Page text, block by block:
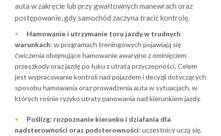
auta w zakręcie lub przy gwałtownych manewrach oraz
postępowanie, gdy samochód zaczyna tracić kontrolę.
Hamowanie i utrzymanie toru jazdy w trudnych
warunkach: w programach treningowych pojawiają się
ćwiczenia obejmujące hamowanie awaryjne z ominięciem
przeszkody oraz jazdę po łuku z utratą przyczepności. Celem
jest wypracowanie kontroli nad pojazdem i decyzji dotyczących
sposobu hamowania oraz prowadzenia auta w sytuacjach, w
których rośnie ryzyko utraty panowania nad kierunkiem jazdy.
Poślizg: rozpoznanie kierunku i działania dla
nadsterowności oraz podsterowności: uczestnicy uczą się,